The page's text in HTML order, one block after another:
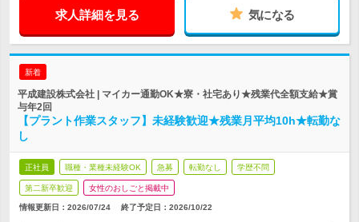
求人詳細を見る 気になる
新着
平成建設株式会社 | マイカー通勤OK★寮・社宅あり★残業代全額支給★賞
与年2回
【プラント作業スタッフ】未経験歓迎★残業月平均10h★転勤な
し
正社員 職種・業種未経験OK 急募 転勤なし 学歴不問
第二新卒歓迎 女性のおしごと掲載中
情報更新日：2026/07/24 終了予定日： 2026/10/22